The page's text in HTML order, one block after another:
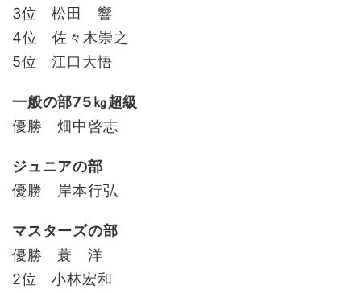
3位 松田 響
4位 佐々木崇之
5位 江口大悟
一般の部75㎏超級
優勝 畑中啓志
ジュニアの部
優勝 岸本行弘
マスターズの部
優勝 蓑 洋
2位 小林宏和